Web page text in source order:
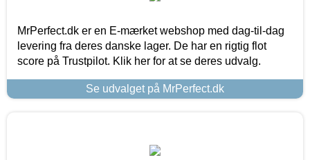
MrPerfect.dk er en E-mærket webshop med dag-til-dag
levering fra deres danske lager. De har en rigtig flot
score på Trustpilot. Klik her for at se deres udvalg.
Se udvalget på MrPerfect.dk